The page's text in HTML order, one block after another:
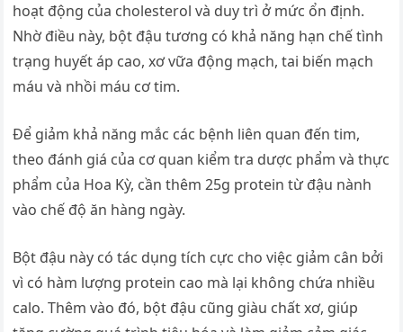
hoạt động của cholesterol và duy trì ở mức ổn định.
Nhờ điều này, bột đậu tương có khả năng hạn chế tình
trạng huyết áp cao, xơ vữa động mạch, tai biến mạch
máu và nhồi máu cơ tim.
Để giảm khả năng mắc các bệnh liên quan đến tim,
theo đánh giá của cơ quan kiểm tra dược phẩm và thực
phẩm của Hoa Kỳ, cần thêm 25g protein từ đậu nành
vào chế độ ăn hàng ngày.
Bột đậu này có tác dụng tích cực cho việc giảm cân bởi
vì có hàm lượng protein cao mà lại không chứa nhiều
calo. Thêm vào đó, bột đậu cũng giàu chất xơ, giúp